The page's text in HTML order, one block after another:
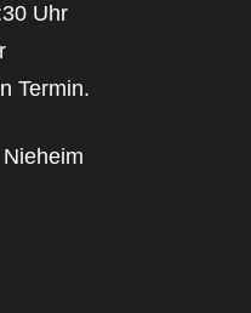
Uhr
Termin.